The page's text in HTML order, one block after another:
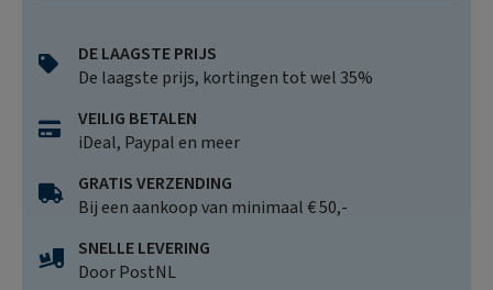
DE LAAGSTE PRIJS
De laagste prijs, kortingen tot wel 35%
VEILIG BETALEN
iDeal, Paypal en meer
GRATIS VERZENDING
Bij een aankoop van minimaal € 50,-
SNELLE LEVERING
Door PostNL